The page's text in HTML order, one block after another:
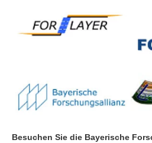
Besuchen Sie die Bayerische